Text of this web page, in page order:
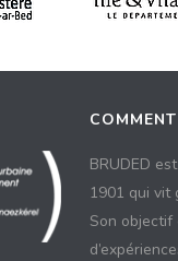
BRUDED
1901 qui vit
Son